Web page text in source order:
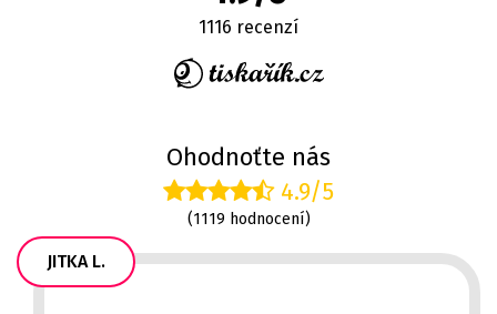
1116 recenzí
Ohodnoťte nás
4.9/5
(1119 hodnocení)
JITKA L.